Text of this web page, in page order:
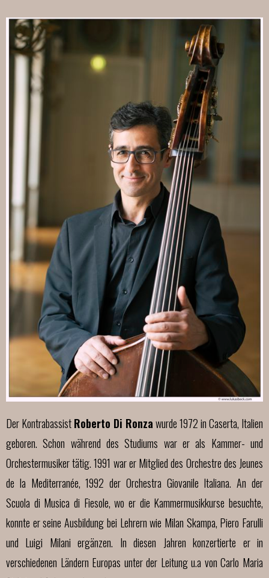
Der KontrabassistRoberto Di Ronzawurde 1972 in Caserta, Italien
geboren. Schon während des Studiums war er als Kammer- und
Orchestermusiker tätig. 1991 war er Mitglied des Orchestre des Jeunes
de la Mediterranée, 1992 der Orchestra Giovanile Italiana.An der
Scuola di Musica di Fiesole, wo er die Kammermusikkurse besuchte,
konnte er seine Ausbildung bei Lehrern wie Milan Skampa, Piero Farulli
und Luigi Milani ergänzen. In diesen Jahrenkonzertierte er in
verschiedenen Ländern Europas unter der Leitungu.a von Carlo Maria